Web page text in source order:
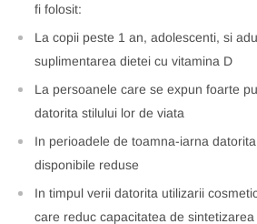
fi folosit:
La copii peste 1 an, adolescenti, si
suplimentarea dietei cu vitamina D
La persoanele care se expun foarte
datorita stilului lor de viata
In perioadele de toamna-iarna
disponibile reduse
In timpul verii datorita utilizarii
care reduc capacitatea de